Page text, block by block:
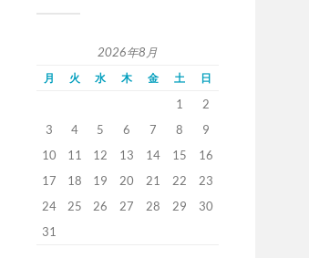
2026年8月
月 火 水 木 金 土 日
1
2
3
4 5 6 7 8
9
10
11 12 13 14 15
16
17
18 19 20 21 22
23
24
25 26 27 28 29
30
31